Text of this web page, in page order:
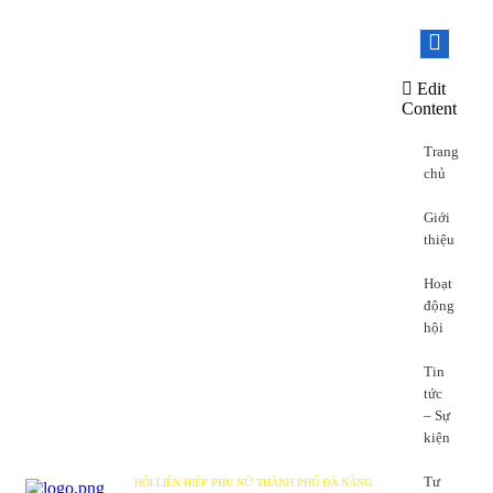
HỘI LIÊN HIỆP PHỤ NỮ THÀNH PHỐ ĐÀ NẴNG
Edit
Content
Trang
chủ
Giới
thiệu
Hoạt
động
hội
Tin
tức
– Sự
kiện
Tư